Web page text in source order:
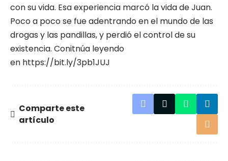
con su vida. Esa experiencia marcó la vida de Juan.
Poco a poco se fue adentrando en el mundo de las
drogas y las pandillas, y perdió el control de su
existencia. Conitnúa leyendo
en https://bit.ly/3pb1JUJ
Comparte este
artículo